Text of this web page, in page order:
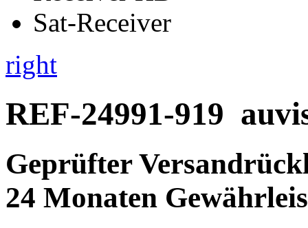
right
REF-24991-919
Geprüfter
24 Monaten